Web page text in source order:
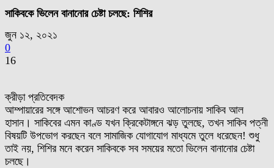
সাকিবকে ভিলেন বানানোর চেষ্টা চলছে: শিশির
জুন ১২, ২০২১
0
16
ক্রীড়া প্রতিবেদক
আম্পায়ারের সঙ্গে আশোভন আচরণ করে আবারও আলোচনায় সাকিব আল
হাসান। সাকিবের এমন কাণ্ড যখন ক্রিকেটাঙ্গনে ঝড় তুলছে, তখন সাকিব পত্নী
বিষয়টি উপভোগ করছেন বলে সামাজিক যোগাযোগ মাধ্যমে তুলে ধরেছেন! শুধু
তাই নয়, শিশির মনে করেন সাকিবকে সব সময়ের মতো ভিলেন বানানোর চেষ্টা
চলছে।